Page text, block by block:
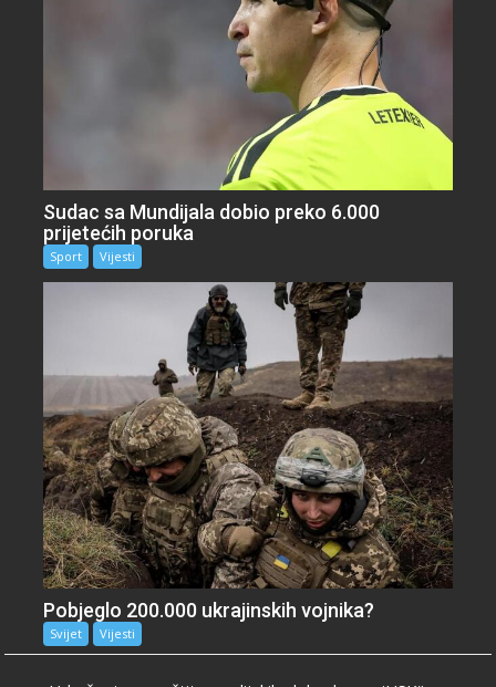
Sudac sa Mundijala dobio preko 6.000
prijetećih poruka
Sport Vijesti
Pobjeglo 200.000 ukrajinskih vojnika?
Svijet Vijesti